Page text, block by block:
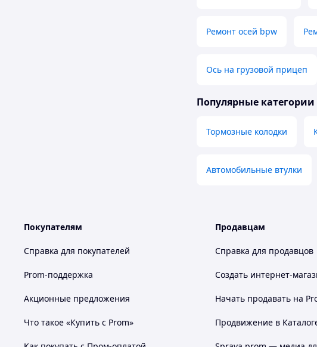
Ремонт осей bpw
Ось на грузовой прицеп
Популярные категории
Тормозные колодки
Автомобильные втулки
Покупателям
Справка для покупателей
Prom-поддержка
Акционные предложения
Что такое «Купить с Prom»
Продавцам
Справка для продавцов
Создать интернет-
Начать продавать на
Продвижение в